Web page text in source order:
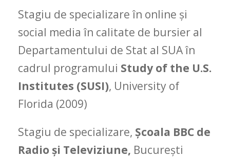
Stagiu de specializare în online și
social media în calitate de bursier al
Departamentului de Stat al SUA în
cadrul programului Study of the U.S.
Institutes (SUSI), University of
Florida (2009)
Stagiu de specializare, Școala BBC de
Radio și Televiziune, București